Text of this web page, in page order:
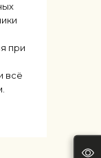
при
всё